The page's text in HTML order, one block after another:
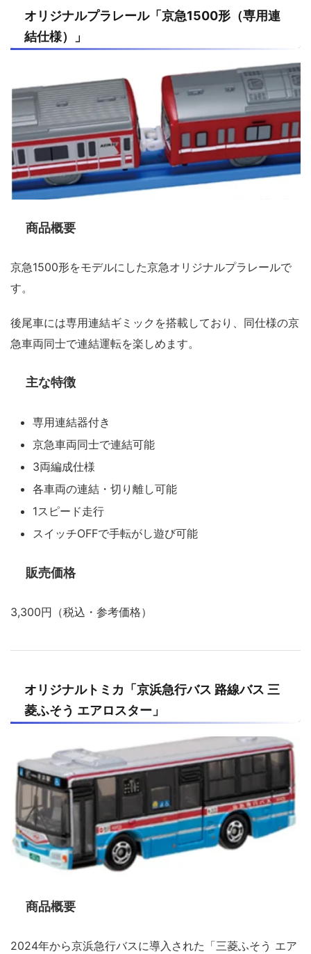
オリジナルプラレール「京急1500形（専用連
結仕様）」
商品概要
京急1500形をモデルにした京急オリジナルプラレールで
す。
後尾車には専用連結ギミックを搭載しており、同仕様の京
急車両同士で連結運転を楽しめます。
主な特徴
専用連結器付き
京急車両同士で連結可能
3両編成仕様
各車両の連結・切り離し可能
1スピード走行
スイッチOFFで手転がし遊び可能
販売価格
3,300円（税込・参考価格）
オリジナルトミカ「京浜急行バス 路線バス 三
菱ふそう エアロスター」
商品概要
2024年から京浜急行バスに導入された「三菱ふそう エア